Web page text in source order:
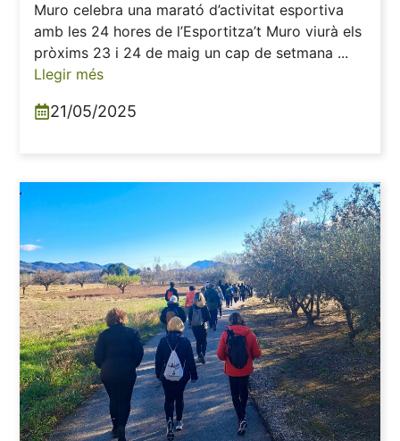
Muro celebra una marató d’activitat esportiva
amb les 24 hores de l’Esportitza’t Muro viurà els
pròxims 23 i 24 de maig un cap de setmana ...
Llegir més
21/05/2025